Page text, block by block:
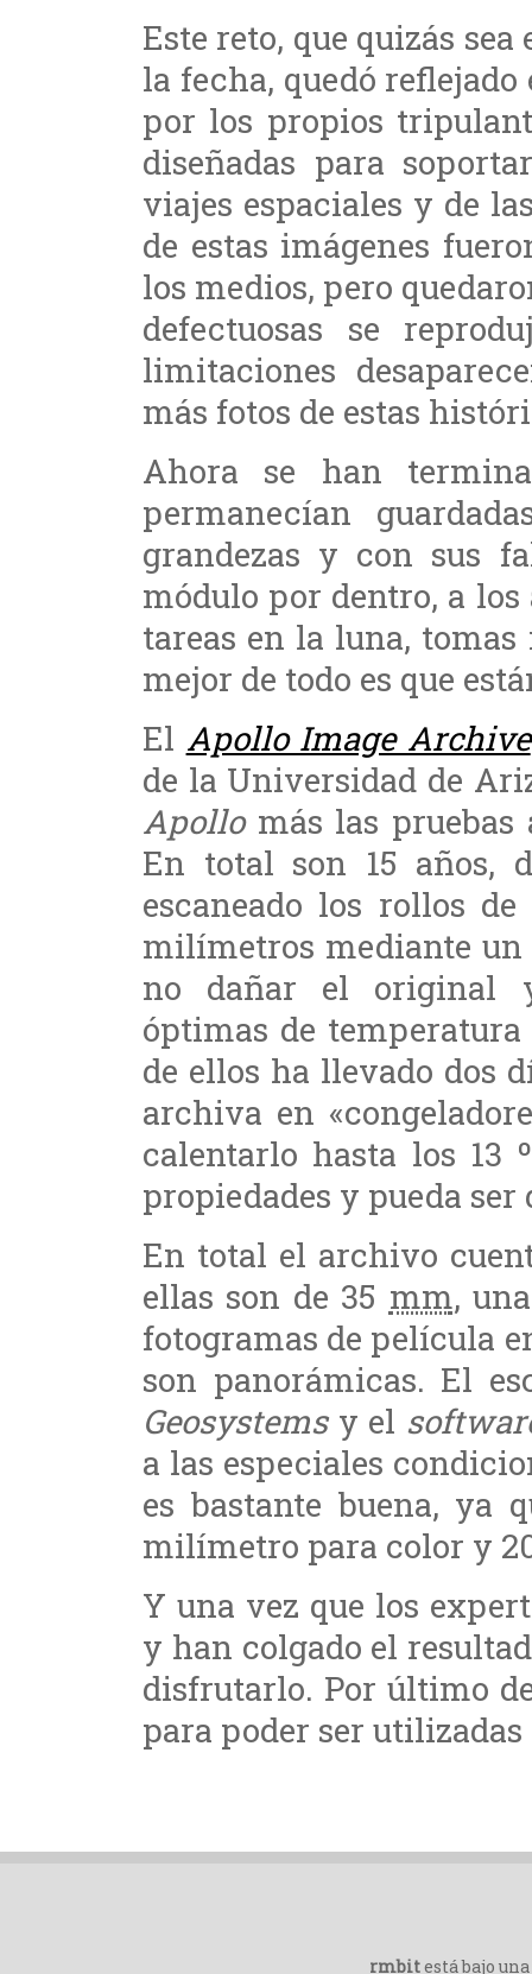
Este reto, que quizás
la fecha, quedó
por los propios
diseñadas para
viajes espaciales y de
de estas imágenes
los medios, pero
defectuosas se
limitaciones
más fotos de estas
Ahora se han
permanecían
grandezas y con sus
módulo por dentro, a
tareas en la luna,
mejor de todo es que
El Apollo Image Archive
de la Universidad de
Apollomás las pruebas
En total son 15 años,
escaneado los rollos
milímetros mediante un
no dañar el original
óptimas de
de ellos ha llevado dos
archiva en
calentarlo hasta los 13
propiedades y pueda
En total el archivo
ellas son de 35 mm,
fotogramas de película
son panorámicas. El
Geosystemsy el
a las especiales
es bastante buena, ya
milímetro para color y
Y una vez que los
y han colgado el
disfrutarlo. Por último
para poder ser
rmbitestá bajo una